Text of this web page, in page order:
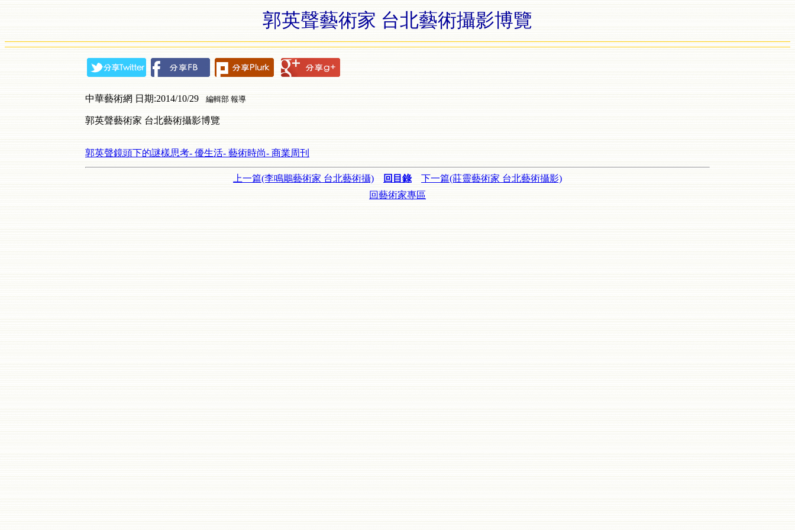
郭英聲藝術家 台北藝術攝影博覽
中華藝術網 日期:2014/10/29 編輯部 報導
郭英聲藝術家 台北藝術攝影博覽
郭英聲鏡頭下的謎樣思考- 優生活- 藝術時尚- 商業周刊
上一篇(李鳴鵰藝術家 台北藝術攝) 回目錄
下一篇(莊靈藝術家 台北藝術攝影)
回藝術家專區